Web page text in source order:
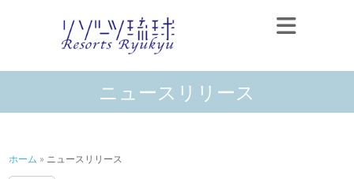
ニュースリリース
ホーム » ニュースリリース